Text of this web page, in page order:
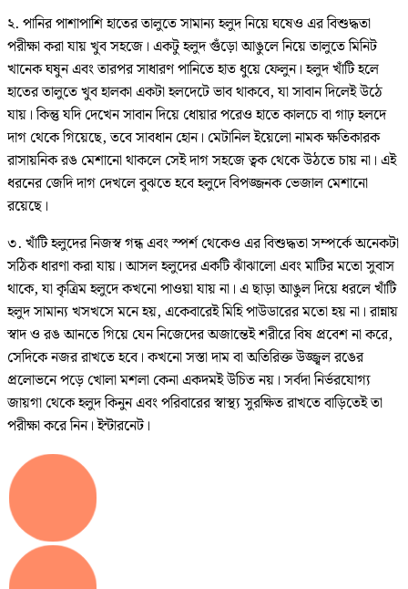
২. পানির পাশাপাশি হাতের তালুতে সামান্য হলুদ নিয়ে ঘষেও এর বিশুদ্ধতা
পরীক্ষা করা যায় খুব সহজে। একটু হলুদ গুঁড়ো আঙুলে নিয়ে তালুতে মিনিট
খানেক ঘষুন এবং তারপর সাধারণ পানিতে হাত ধুয়ে ফেলুন। হলুদ খাঁটি হলে
হাতের তালুতে খুব হালকা একটা হলদেটে ভাব থাকবে, যা সাবান দিলেই উঠে
যায়। কিন্তু যদি দেখেন সাবান দিয়ে ধোয়ার পরেও হাতে কালচে বা গাঢ় হলদে
দাগ থেকে গিয়েছে, তবে সাবধান হোন। মেটানিল ইয়েলো নামক ক্ষতিকারক
রাসায়নিক রঙ মেশানো থাকলে সেই দাগ সহজে ত্বক থেকে উঠতে চায় না। এই
ধরনের জেদি দাগ দেখলে বুঝতে হবে হলুদে বিপজ্জনক ভেজাল মেশানো
রয়েছে।
৩. খাঁটি হলুদের নিজস্ব গন্ধ এবং স্পর্শ থেকেও এর বিশুদ্ধতা সম্পর্কে অনেকটা
সঠিক ধারণা করা যায়। আসল হলুদের একটি ঝাঁঝালো এবং মাটির মতো সুবাস
থাকে, যা কৃত্রিম হলুদে কখনো পাওয়া যায় না। এ ছাড়া আঙুল দিয়ে ধরলে খাঁটি
হলুদ সামান্য খসখসে মনে হয়, একেবারেই মিহি পাউডারের মতো হয় না। রান্নায়
স্বাদ ও রঙ আনতে গিয়ে যেন নিজেদের অজান্তেই শরীরে বিষ প্রবেশ না করে,
সেদিকে নজর রাখতে হবে। কখনো সস্তা দাম বা অতিরিক্ত উজ্জ্বল রঙের
প্রলোভনে পড়ে খোলা মশলা কেনা একদমই উচিত নয়। সর্বদা নির্ভরযোগ্য
জায়গা থেকে হলুদ কিনুন এবং পরিবারের স্বাস্থ্য সুরক্ষিত রাখতে বাড়িতেই তা
পরীক্ষা করে নিন। ইন্টারনেট।